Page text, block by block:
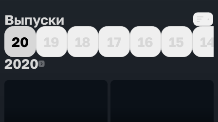
Выпуски
20
19 18 17 16 15
14
20202020